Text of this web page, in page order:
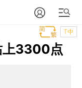
T中
上3300点